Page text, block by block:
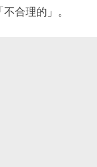
合理的」。